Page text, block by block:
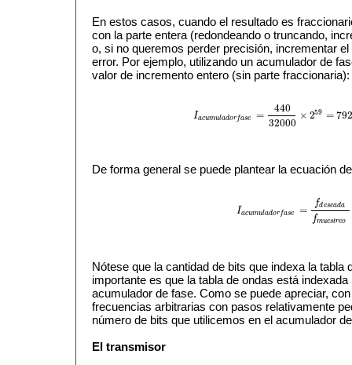
En estos casos, cuando el resultado es
con la parte entera (redondeando o truncando,
o, si no queremos perder precisión, incrementar
error. Por ejemplo, utilizando un acumulador de
valor de incremento entero (sin parte fraccionaria):
Iacumuladorfase =
440
32000
× 259 =
Iacumulador as e=44032000×2 59=
De forma general se puede plantear la ecuación
Iacumuladorfase =
fdeseada
fmuestreo
Iacumuladorfas =fdeseadafm
Nótese que la cantidad de bits que indexa la tabla
importante es que la tabla de ondas está
acumulador de fase. Como se puede apreciar,
frecuencias arbitrarias con pasos relativamente
número de bits que utilicemos en el acumulador
El transmisor